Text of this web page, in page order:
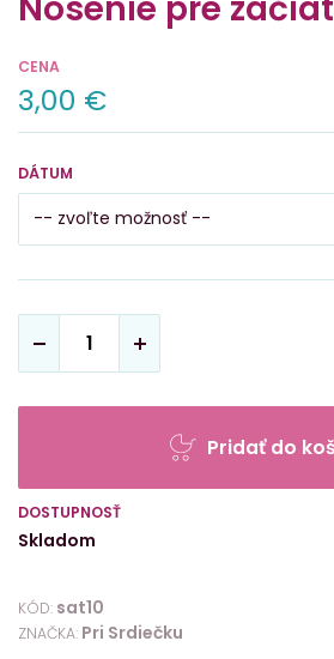
CENA
3,00 €
DÁTUM
Pridať do
DOSTUPNOSŤ
Skladom
KÓD: sat10
ZNAČKA: Pri Srdiečku